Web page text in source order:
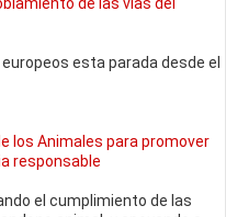
esta parada desde el
los Animales para promover
responsable
el cumplimiento de las